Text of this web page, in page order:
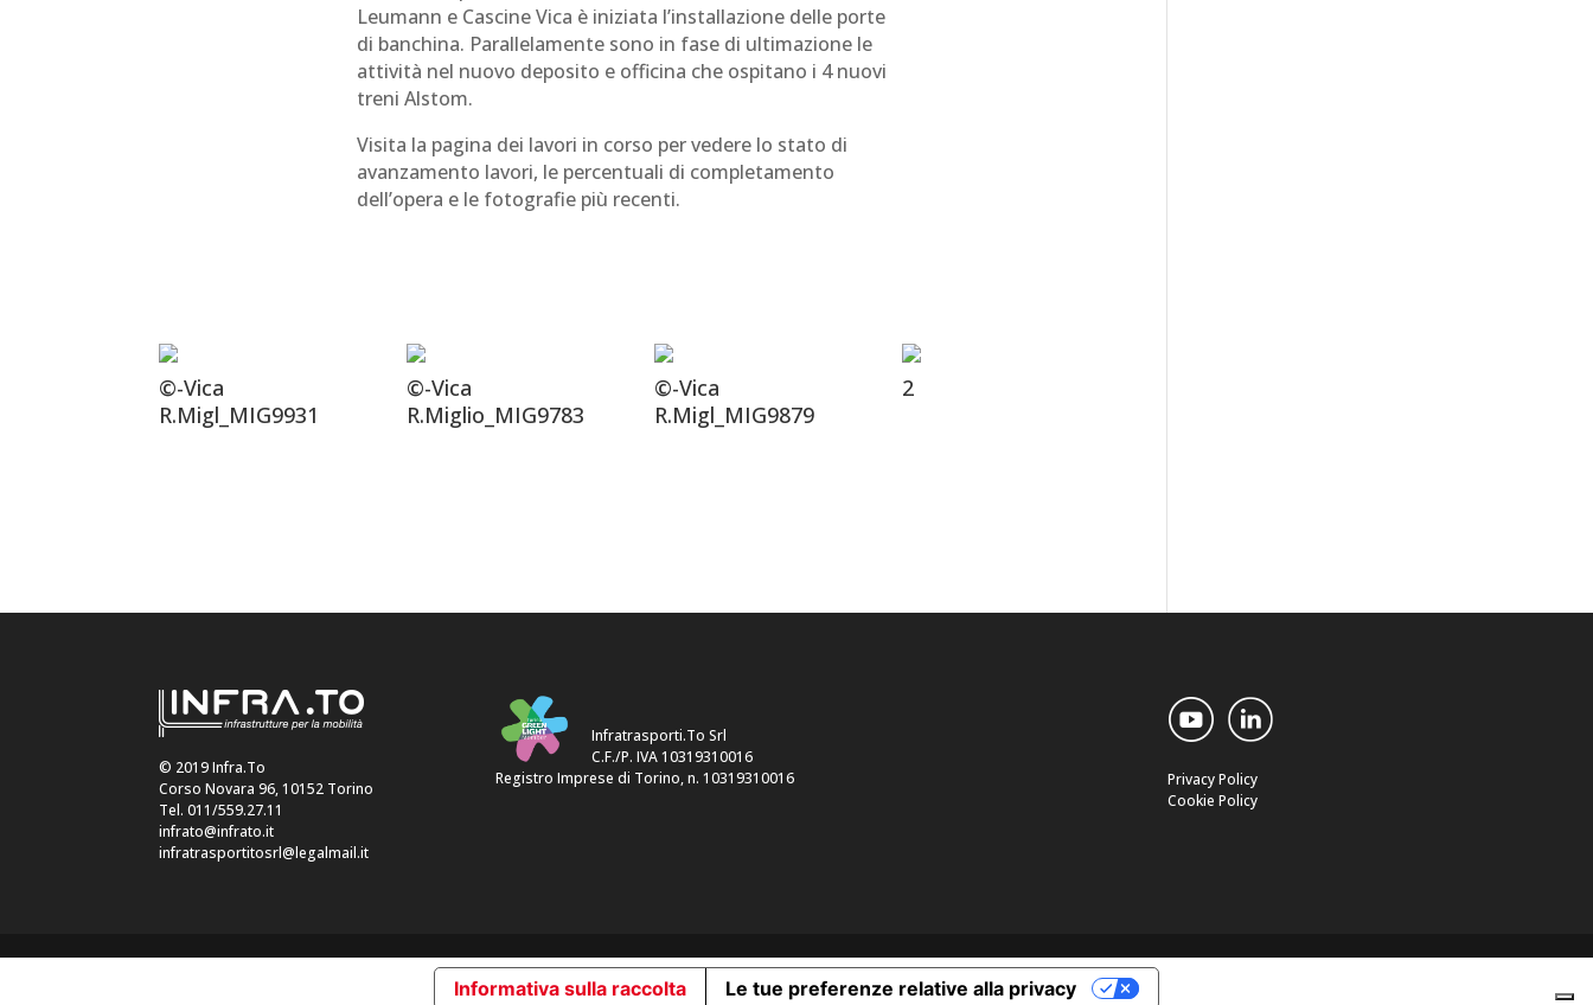
Leumann e Cascine Vica è iniziata l’installazione delle porte
di banchina. Parallelamente sono in fase di ultimazione le
attività nel nuovo deposito e officina che ospitano i 4 nuovi
treni Alstom.
Visita la pagina dei lavori in corso per vedere lo stato di
avanzamento lavori, le percentuali di completamento
dell’opera e le fotografie più recenti.
©-Vica
R.Migl_MIG9931
©-Vica
R.Miglio_MIG9783
©-Vica
R.Migl_MIG9879
2
© 2019 Infra.To
Corso Novara 96, 10152 Torino
Tel. 011/559.27.11
infrato@infrato.it
infratrasportitosrl@legalmail.it
Infratrasporti.To Srl
C.F./P. IVA 10319310016
Registro Imprese di Torino, n. 10319310016
Privacy Policy
Cookie Policy
Informativa sulla raccolta Le tue preferenze relative alla privacy